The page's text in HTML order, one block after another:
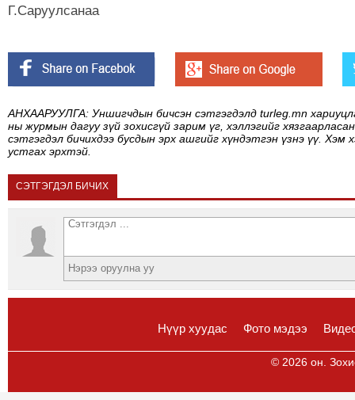
Г.Саруулсанаа
АНХААРУУЛГА: Уншигчдын бичсэн сэтгэгдэлд turleg.mn
ны журмын дагуу зүй зохисгүй зарим үг, хэллэгийг
сэтгэгдэл бичихдээ бусдын эрх ашгийг хүндэтгэн үзнэ үү. Хэм
устгах эрхтэй.
СЭТГЭГДЭЛ БИЧИХ
Нүүр хуудас Фото мэдээ
© 2026 он.